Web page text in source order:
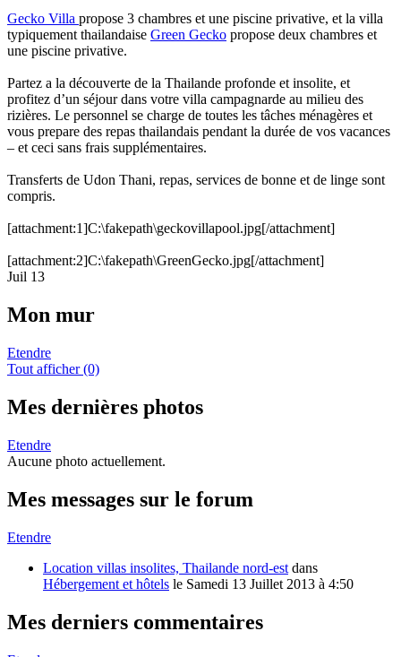
Gecko Villa propose 3 chambres et une piscine privative, et la villa
typiquement thailandaise Green Gecko propose deux chambres et
une piscine privative.
Partez a la découverte de la Thailande profonde et insolite, et
profitez d’un séjour dans votre villa campagnarde au milieu des
rizières. Le personnel se charge de toutes les tâches ménagères et
vous prepare des repas thailandais pendant la durée de vos vacances
– et ceci sans frais supplémentaires.
Transferts de Udon Thani, repas, services de bonne et de linge sont
compris.
[attachment:1]C:\fakepath\geckovillapool.jpg[/attachment]
[attachment:2]C:\fakepath\GreenGecko.jpg[/attachment]
Juil 13
Mon mur
Etendre
Tout afficher (0)
Mes dernières photos
Etendre
Aucune photo actuellement.
Mes messages sur le forum
Etendre
Location villas insolites, Thailande nord-est dans
Hébergement et hôtels le Samedi 13 Juillet 2013 à 4:50
Mes derniers commentaires